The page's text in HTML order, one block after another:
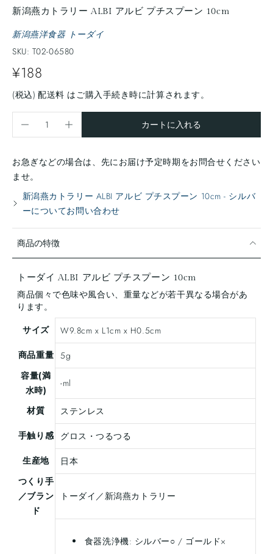
新潟燕カトラリー ALBI アルビ プチスプーン 10cm
新潟燕洋食器 トーダイ
SKU: T02-06580
¥188
(税込) 配送料 はご購入手続き時に計算されます。
カートに入れる
お急ぎなどの場合は、先にお届け予定時期をお問合せください
ませ。
新潟燕カトラリー ALBI アルビ プチスプーン 10cm - シルバ
ーについてお問い合わせ
商品の特徴
トーダイ ALBI アルビ プチスプーン 10cm
商品個々で色味や風合い、重量などが若干異なる場合があ
ります。
サイズ
W9.8cm x L1cm x H0.5cm
商品重量 5g
容量(満
水時)
-ml
材質
ステンレス
手触り感 グロス・つるつる
生産地
日本
つくり手
／ブラン
ド
トーダイ／新潟燕カトラリー
食器洗浄機: シルバー○ / ゴールド×